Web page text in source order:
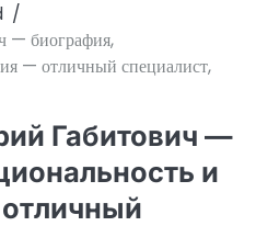
— биография,
— отличный специалист,
Габитович —
и